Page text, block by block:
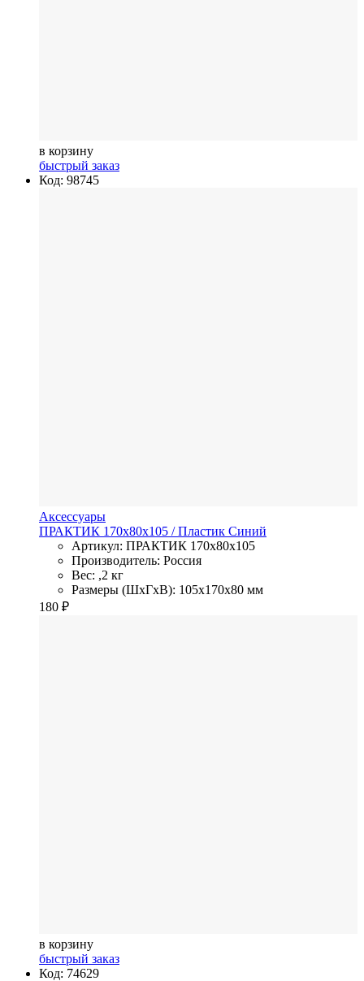
в корзину
быстрый заказ
Код: 98745
Аксессуары
ПРАКТИК 170х80х105 / Пластик Синий
Артикул: ПРАКТИК 170х80х105
Производитель: Россия
Вес: ,2 кг
Размеры (ШхГхВ): 105x170x80 мм
180 ₽
в корзину
быстрый заказ
Код: 74629